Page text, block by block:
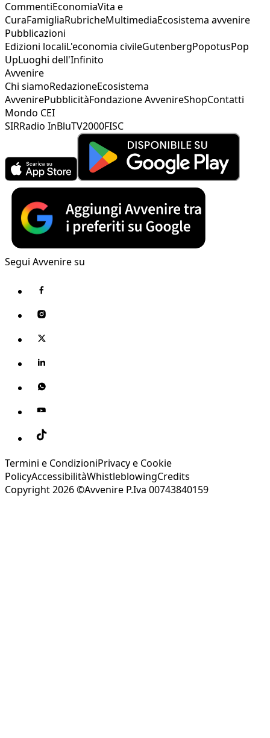
CommentiEconomiaVita e
CuraFamigliaRubricheMultimediaEcosistema avvenire
Pubblicazioni
Edizioni localiL'economia civileGutenbergPopotusPop
UpLuoghi dell'Infinito
Avvenire
Chi siamoRedazioneEcosistema
AvvenirePubblicitàFondazione AvvenireShopContatti
Mondo CEI
SIRRadio InBluTV2000FISC
Segui Avvenire su
Termini e CondizioniPrivacy e Cookie
PolicyAccessibilitàWhistleblowingCredits
Copyright 2026 ©Avvenire P.Iva 00743840159